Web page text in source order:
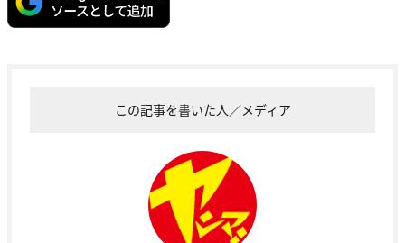
この記事を書いた人／メディア